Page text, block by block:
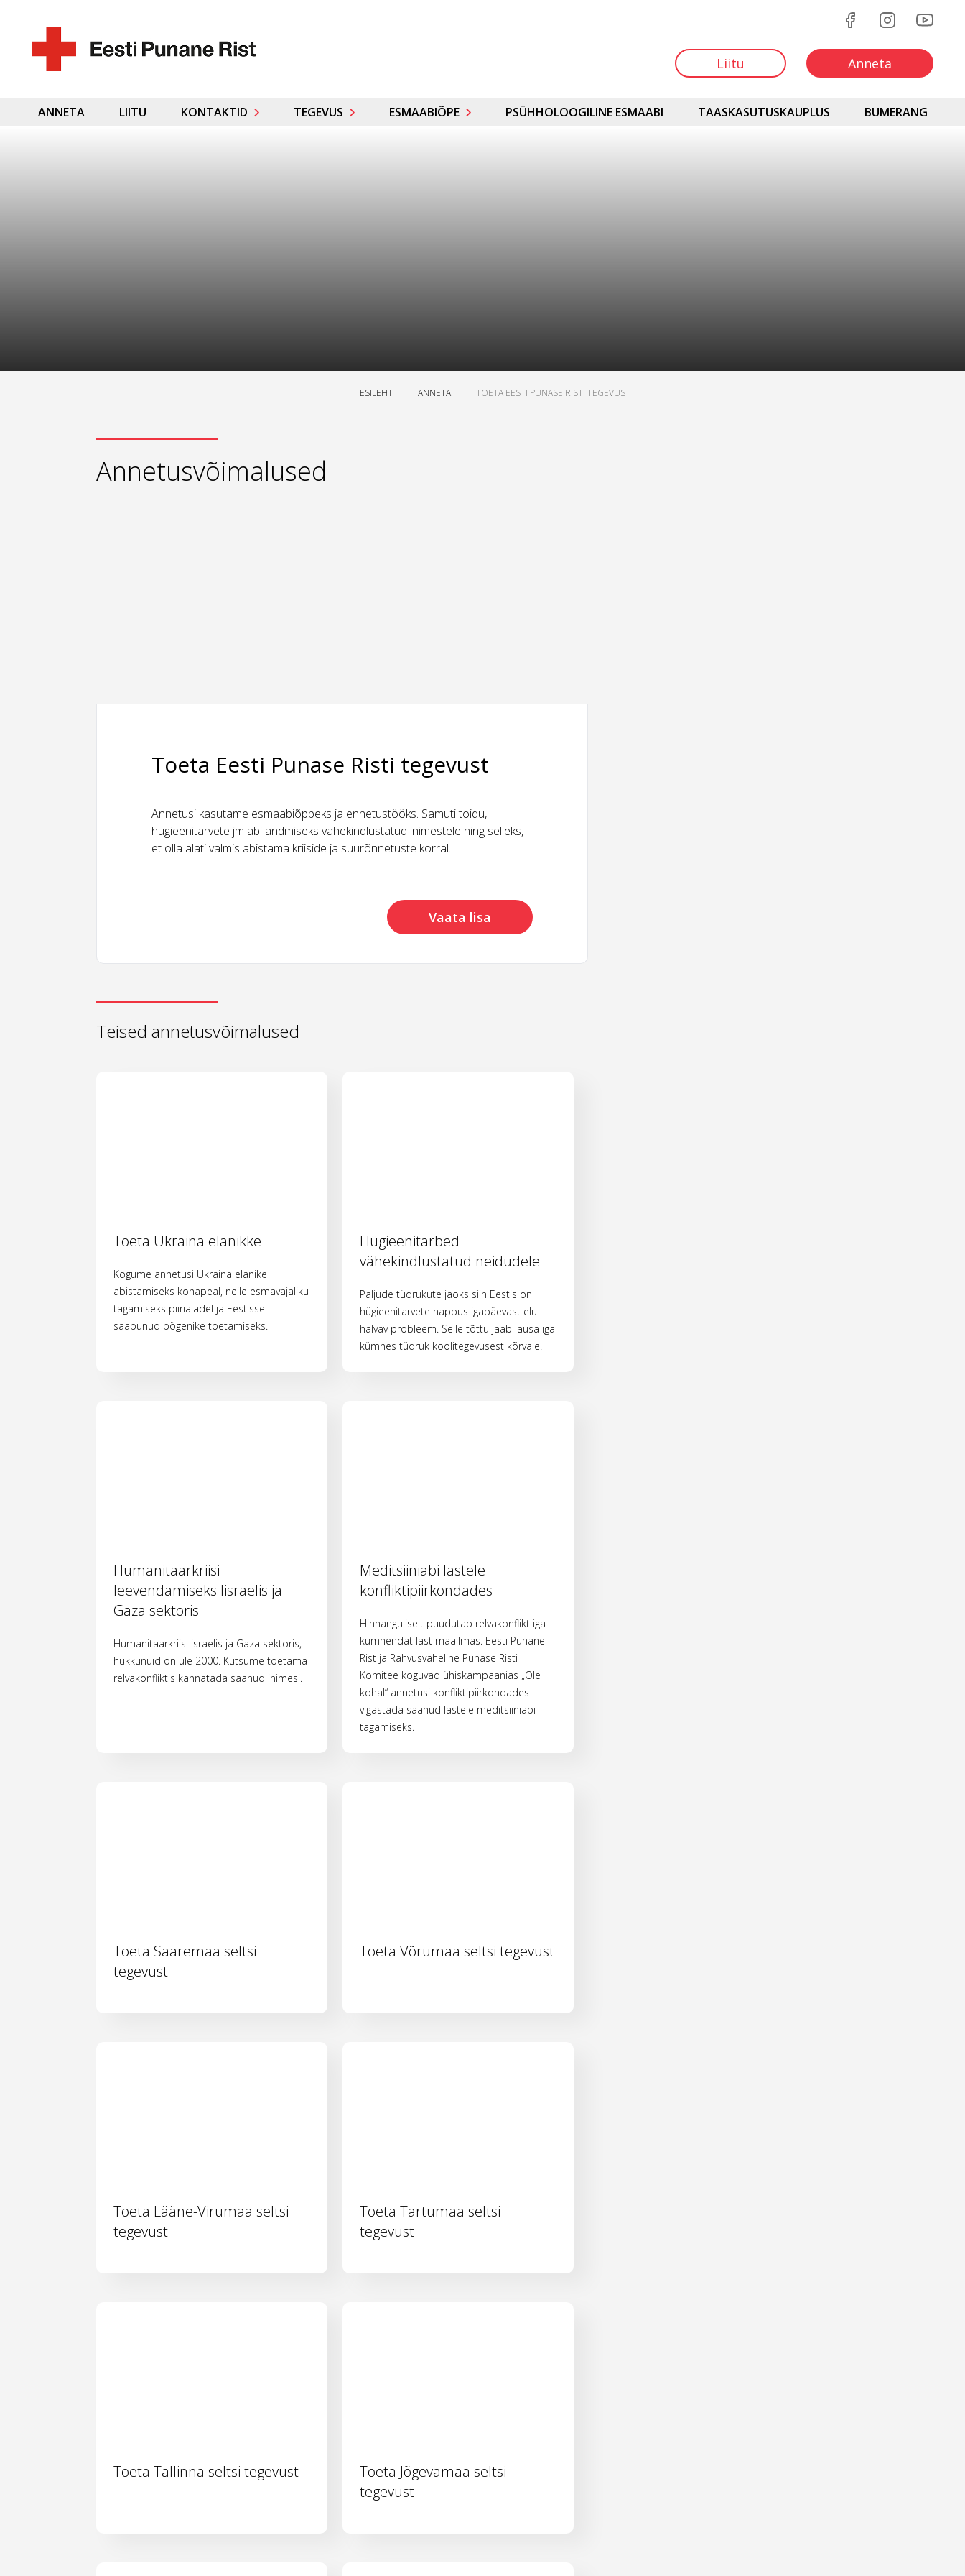
Liitu Anneta
ANNETA LIITU KONTAKTID TEGEVUS ESMAABIÕPE PSÜHHOLOOGILINE ESMAABI TAASKASUTUSKAUPLUS BUMERANG
ESILEHT ANNETA TOETA EESTI PUNASE RISTI TEGEVUST
Annetusvõimalused
Toeta Eesti Punase Risti tegevust
Annetusi kasutame esmaabiõppeks ja ennetustööks. Samuti toidu,
hügieenitarvete jm abi andmiseks vähekindlustatud inimestele ning selleks,
et olla alati valmis abistama kriiside ja suurõnnetuste korral.
Vaata lisa
Teised annetusvõimalused
Toeta Ukraina elanikke
Kogume annetusi Ukraina elanike
abistamiseks kohapeal, neile esmavajaliku
tagamiseks piirialadel ja Eestisse
saabunud põgenike toetamiseks.
Hügieenitarbed
vähekindlustatud neidudele
Paljude tüdrukute jaoks siin Eestis on
hügieenitarvete nappus igapäevast elu
halvav probleem. Selle tõttu jääb lausa iga
kümnes tüdruk koolitegevusest kõrvale.
Humanitaarkriisi
leevendamiseks Iisraelis ja
Gaza sektoris
Humanitaarkriis Iisraelis ja Gaza sektoris,
hukkunuid on üle 2000. Kutsume toetama
relvakonfliktis kannatada saanud inimesi.
Meditsiiniabi lastele
konfliktipiirkondades
Hinnanguliselt puudutab relvakonflikt iga
kümnendat last maailmas. Eesti Punane
Rist ja Rahvusvaheline Punase Risti
Komitee koguvad ühiskampaanias „Ole
kohal“ annetusi konfliktipiirkondades
vigastada saanud lastele meditsiiniabi
tagamiseks.
Toeta Saaremaa seltsi
tegevust
Toeta Võrumaa seltsi tegevust
Toeta Lääne-Virumaa seltsi
tegevust
Toeta Tartumaa seltsi
tegevust
Toeta Tallinna seltsi tegevust
Toeta Jõgevamaa seltsi
tegevust